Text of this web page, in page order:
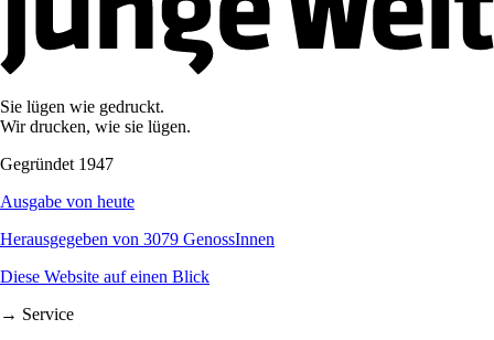
Sie lügen wie gedruckt.
Wir drucken, wie sie lügen.
Gegründet 1947
Ausgabe von heute
Herausgegeben von 3079 GenossInnen
Diese Website auf einen Blick
→ Service